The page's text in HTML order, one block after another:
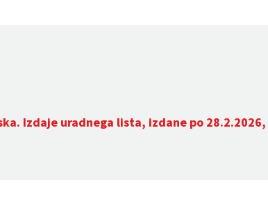
Izdaje uradnega lista, izdane po 28.2.2026,